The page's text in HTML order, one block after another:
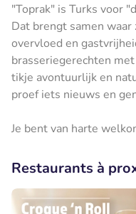
"Toprak" is Turks voor
Dat brengt samen
overvloed en
brasseriegerechten
tikje avontuurlijk en
proef iets nieuws en
Je bent van harte
Restaurants à